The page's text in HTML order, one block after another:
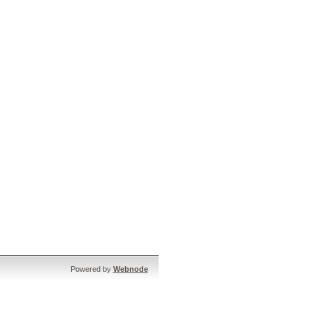
Powered by Webnode